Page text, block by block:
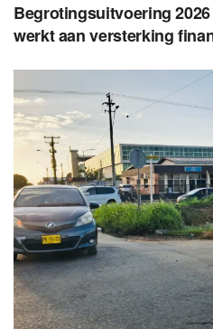
Begrotingsuitvoering
werkt aan versterking